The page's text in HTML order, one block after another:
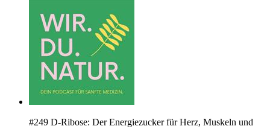
#249 D-Ribose: Der Energiezucker für Herz, Muskeln und